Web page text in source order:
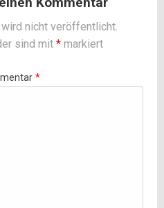
nicht veröffentlicht.
sind mit *markiert
*